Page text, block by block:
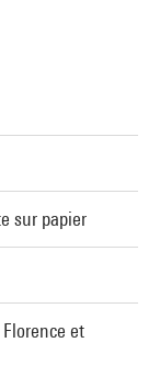
sur papier
et